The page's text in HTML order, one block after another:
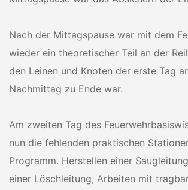
Nach der Mittagspause war mit dem
wieder ein theoretischer Teil an der
den Leinen und Knoten der erste Tag
Nachmittag zu Ende war.
Am zweiten Tag des
nun die fehlenden praktischen
Programm. Herstellen einer
einer Löschleitung, Arbeiten mit